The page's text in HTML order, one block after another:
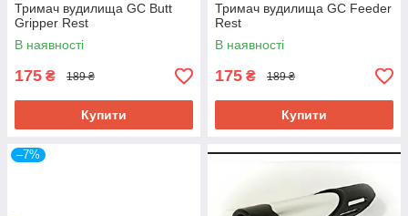
Тримач вудилища GC Butt
Gripper Rest
В наявності
175 ₴ 189 ₴
Купити
Тримач вудилища GC Feeder
Rest
В наявності
175 ₴ 189 ₴
Купити
–7%